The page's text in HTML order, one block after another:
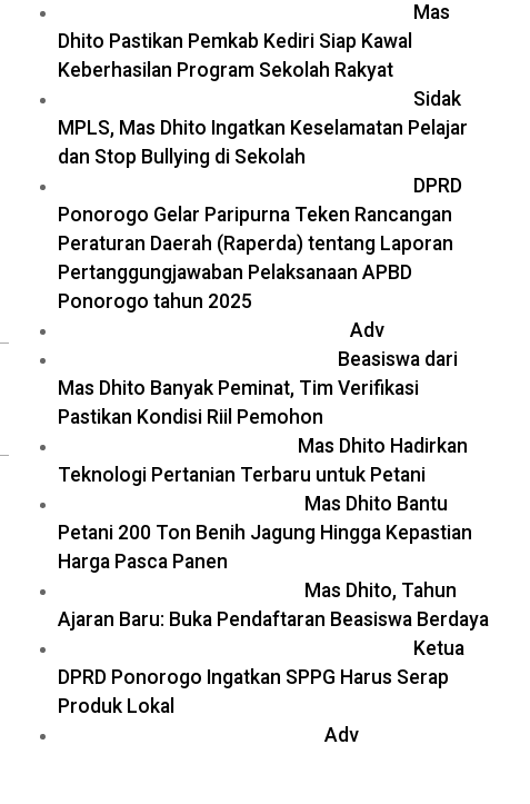
Mas
Dhito Pastikan Pemkab Kediri Siap Kawal
Keberhasilan Program Sekolah Rakyat
Sidak
MPLS, Mas Dhito Ingatkan Keselamatan Pelajar
dan Stop Bullying di Sekolah
DPRD
Ponorogo Gelar Paripurna Teken Rancangan
Peraturan Daerah (Raperda) tentang Laporan
Pertanggungjawaban Pelaksanaan APBD
Ponorogo tahun 2025
Adv
Beasiswa dari
Mas Dhito Banyak Peminat, Tim Verifikasi
Pastikan Kondisi Riil Pemohon
Mas Dhito Hadirkan
Teknologi Pertanian Terbaru untuk Petani
Mas Dhito Bantu
Petani 200 Ton Benih Jagung Hingga Kepastian
Harga Pasca Panen
Mas Dhito, Tahun
Ajaran Baru: Buka Pendaftaran Beasiswa Berdaya
Ketua
DPRD Ponorogo Ingatkan SPPG Harus Serap
Produk Lokal
Adv